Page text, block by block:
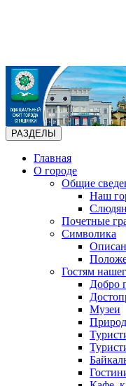
РАЗДЕЛЫ
Главная
О городе
Общие
Наш
Почетные
Символика
Гостям
Добро
Музеи